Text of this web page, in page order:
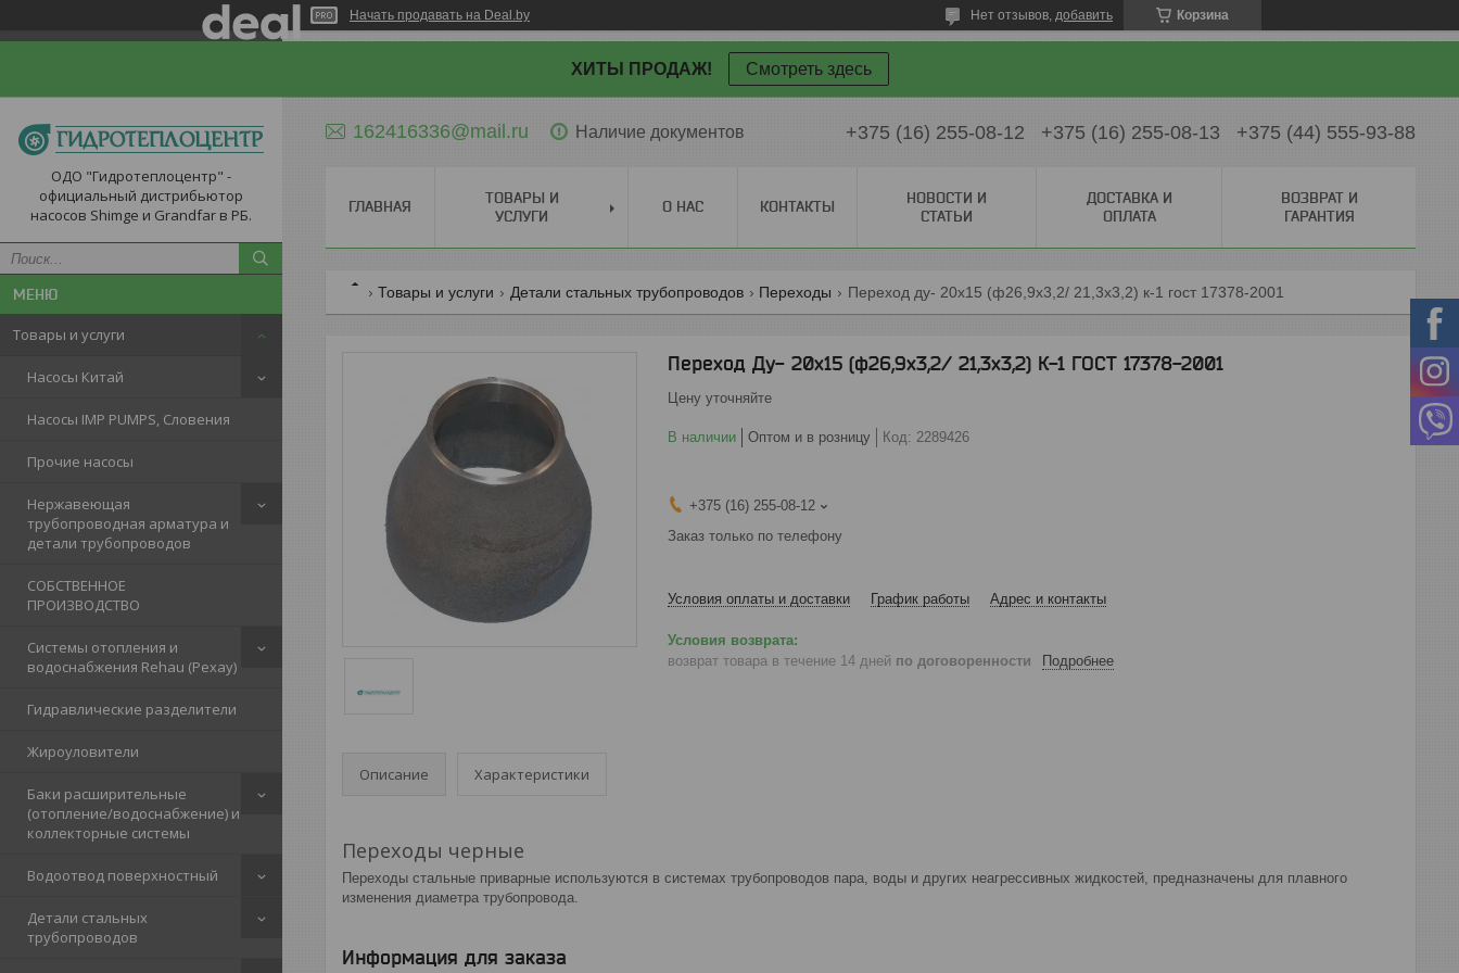
Начать продавать на Deal.by Корзина
Нет отзывов, добавить
ХИТЫ ПРОДАЖ! Смотреть здесь
ОДО "Гидротеплоцентр" -
официальный дистрибьютор
насосов Shimge и Grandfar в РБ.
Товары и услуги
Насосы Китай
Насосы IMP PUMPS, Словения
Прочие насосы
Нержавеющая
трубопроводная арматура и
детали трубопроводов
СОБСТВЕННОЕ
ПРОИЗВОДСТВО
Системы отопления и
водоснабжения Rehau (Рехау)
Гидравлические разделители
Жироуловители
Баки расширительные
(отопление/водоснабжение) и
коллекторные системы
Водоотвод поверхностный
Детали стальных
трубопроводов
162416336@mail.ru Наличие документов +375 (16) 255-08-12 +375 (16) 255-08-13 +375 (44) 555-93-88
ГЛАВНАЯ
ТОВАРЫ И
УСЛУГИ
О НАС КОНТАКТЫ
НОВОСТИ И
СТАТЬИ
ДОСТАВКА И
ОПЛАТА
ВОЗВРАТ И
ГАРАНТИЯ
Товары и услуги Детали стальных трубопроводов Переходы Переход ду- 20х15 (ф26,9х3,2/ 21,3х3,2) к-1 гост 17378-2001
Переход Ду- 20х15 (ф26,9х3,2/ 21,3х3,2) К-1 ГОСТ 17378-2001
Цену уточняйте
В наличии Оптом и в розницу Код: 2289426
+375 (16) 255-08-12
Заказ только по телефону
Условия оплаты и доставки График работы Адрес и контакты
возврат товара в течение 14 дней по договоренности Подробнее
Описание Характеристики
Переходы черные
Переходы стальные приварные используются в системах трубопроводов пара, воды и других неагрессивных жидкостей, предназначены для плавного
изменения диаметра трубопровода.
Информация для заказа